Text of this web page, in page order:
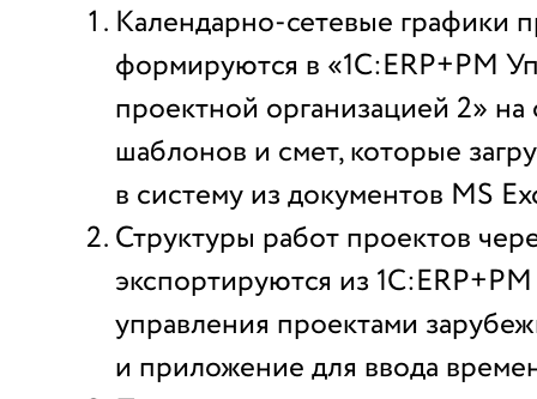
Календарно-сетевые графики
формируются в «1С:ERP+PM
проектной организацией 2» на
шаблонов и смет, которые
в систему из документов MS
Структуры работ проектов
экспортируются из
управления проектами
и приложение для ввода